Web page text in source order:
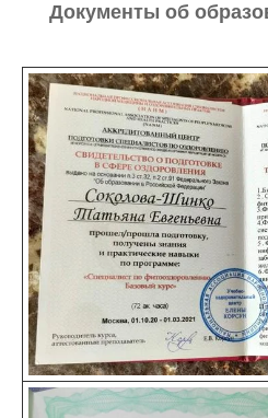
Документы об